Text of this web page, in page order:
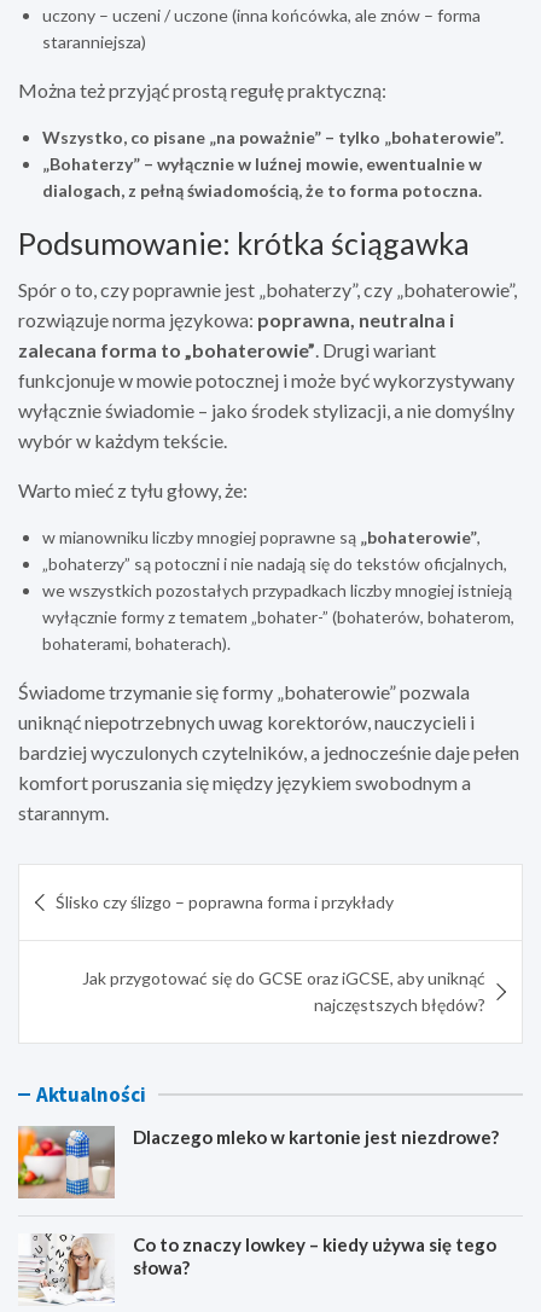
uczony – uczeni / uczone (inna końcówka, ale znów – forma
staranniejsza)
Można też przyjąć prostą regułę praktyczną:
Wszystko, co pisane „na poważnie” – tylko „bohaterowie”.
„Bohaterzy” – wyłącznie w luźnej mowie, ewentualnie w
dialogach, z pełną świadomością, że to forma potoczna.
Podsumowanie: krótka ściągawka
Spór o to, czy poprawnie jest „bohaterzy”, czy „bohaterowie”,
rozwiązuje norma językowa: poprawna, neutralna i
zalecana forma to „bohaterowie”. Drugi wariant
funkcjonuje w mowie potocznej i może być wykorzystywany
wyłącznie świadomie – jako środek stylizacji, a nie domyślny
wybór w każdym tekście.
Warto mieć z tyłu głowy, że:
w mianowniku liczby mnogiej poprawne są „bohaterowie”,
„bohaterzy” są potoczni i nie nadają się do tekstów oficjalnych,
we wszystkich pozostałych przypadkach liczby mnogiej istnieją
wyłącznie formy z tematem „bohater-” (bohaterów, bohaterom,
bohaterami, bohaterach).
Świadome trzymanie się formy „bohaterowie” pozwala
uniknąć niepotrzebnych uwag korektorów, nauczycieli i
bardziej wyczulonych czytelników, a jednocześnie daje pełen
komfort poruszania się między językiem swobodnym a
starannym.
wpisu
Ślisko czy ślizgo – poprawna forma i przykłady
Jak przygotować się do GCSE oraz iGCSE, aby uniknąć
najczęstszych błędów?
Aktualności
Dlaczego mleko w kartonie jest niezdrowe?
Co to znaczy lowkey – kiedy używa się tego
słowa?